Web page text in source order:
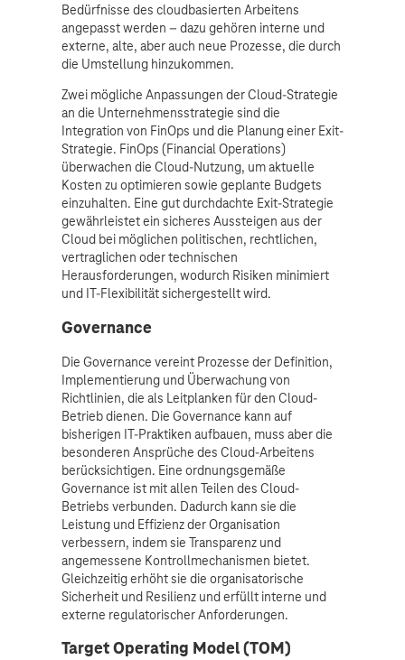
Bedürfnisse des cloudbasierten Arbeitens
angepasst werden – dazu gehören interne und
externe, alte, aber auch neue Prozesse, die durch
die Umstellung hinzukommen.
Zwei mögliche Anpassungen der Cloud-Strategie
an die Unternehmensstrategie sind die
Integration von FinOps und die Planung einer Exit-
Strategie. FinOps (Financial Operations)
überwachen die Cloud-Nutzung, um aktuelle
Kosten zu optimieren sowie geplante Budgets
einzuhalten. Eine gut durchdachte Exit-Strategie
gewährleistet ein sicheres Aussteigen aus der
Cloud bei möglichen politischen, rechtlichen,
vertraglichen oder technischen
Herausforderungen, wodurch Risiken minimiert
und IT-Flexibilität sichergestellt wird.
Governance
Die Governance vereint Prozesse der Definition,
Implementierung und Überwachung von
Richtlinien, die als Leitplanken für den Cloud-
Betrieb dienen. Die Governance kann auf
bisherigen IT-Praktiken aufbauen, muss aber die
besonderen Ansprüche des Cloud-Arbeitens
berücksichtigen. Eine ordnungsgemäße
Governance ist mit allen Teilen des Cloud-
Betriebs verbunden. Dadurch kann sie die
Leistung und Effizienz der Organisation
verbessern, indem sie Transparenz und
angemessene Kontrollmechanismen bietet.
Gleichzeitig erhöht sie die organisatorische
Sicherheit und Resilienz und erfüllt interne und
externe regulatorischer Anforderungen.
Target Operating Model (TOM)